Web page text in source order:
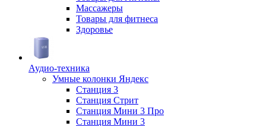
Массажеры
Товары для фитнеса
Здоровье
Аудио-техника
Умные колонки Яндекс
Станция 3
Станция Стрит
Станция Мини 3 Про
Станция Мини 3